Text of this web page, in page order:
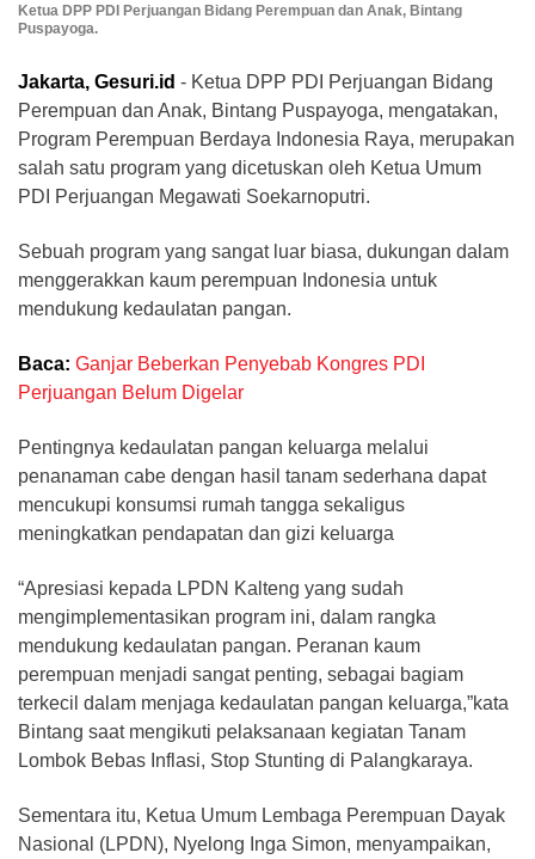
Ketua DPP PDI Perjuangan Bidang Perempuan dan Anak, Bintang
Puspayoga.
Jakarta, Gesuri.id - Ketua DPP PDI Perjuangan Bidang
Perempuan dan Anak, Bintang Puspayoga, mengatakan,
Program Perempuan Berdaya Indonesia Raya, merupakan
salah satu program yang dicetuskan oleh Ketua Umum
PDI Perjuangan Megawati Soekarnoputri.
Sebuah program yang sangat luar biasa, dukungan dalam
menggerakkan kaum perempuan Indonesia untuk
mendukung kedaulatan pangan.
Baca: Ganjar Beberkan Penyebab Kongres PDI
Perjuangan Belum Digelar
Pentingnya kedaulatan pangan keluarga melalui
penanaman cabe dengan hasil tanam sederhana dapat
mencukupi konsumsi rumah tangga sekaligus
meningkatkan pendapatan dan gizi keluarga
“Apresiasi kepada LPDN Kalteng yang sudah
mengimplementasikan program ini, dalam rangka
mendukung kedaulatan pangan. Peranan kaum
perempuan menjadi sangat penting, sebagai bagiam
terkecil dalam menjaga kedaulatan pangan keluarga,”kata
Bintang saat mengikuti pelaksanaan kegiatan Tanam
Lombok Bebas Inflasi, Stop Stunting di Palangkaraya.
Sementara itu, Ketua Umum Lembaga Perempuan Dayak
Nasional (LPDN), Nyelong Inga Simon, menyampaikan,